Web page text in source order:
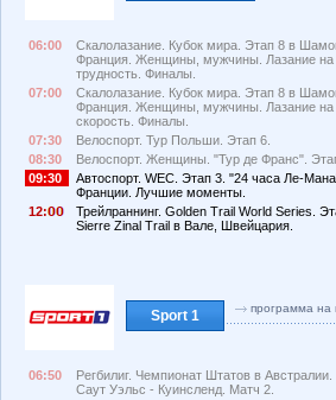
06:00
Скалолазание. Кубок мира. Этап 8 в
Франция. Женщины, мужчины. Лазание на
трудность. Финалы.
07:00
Скалолазание. Кубок мира. Этап 8 в
Франция. Женщины, мужчины. Лазание на
скорость. Финалы.
07:30
Велоспорт. Тур Польши. Этап 6.
08:30
Велоспорт. Женщины. "Тур де Франс".
09:30
Автоспорт. WEC. Этап 3. "24 часа Ле-
Франции. Лучшие моменты.
12:
Трейлраннинг. Golden Trail World Series.
Sierre Zinal Trail в Вале, Швейцария.
Sport 1 программа на
06:50
Регбилиг. Чемпионат Штатов в
Саут Уэльс - Куинсленд. Матч 2.